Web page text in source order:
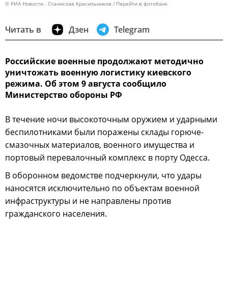
© РИА Новости . Станислав Красильников Перейти в фотобанк
Читать в Дзен Telegram
Российские военные продолжают методично
уничтожать военную логистику киевского
режима. Об этом 9 августа сообщило
Министерство обороны РФ
В течение ночи высокоточным оружием и ударными
беспилотниками были поражены склады горюче-
смазочных материалов, военного имущества и
портовый перевалочный комплекс в порту Одесса.
В оборонном ведомстве подчеркнули, что удары
наносятся исключительно по объектам военной
инфраструктуры и не направлены против
гражданского населения.